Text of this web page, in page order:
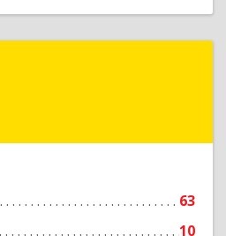
63
10
обл, г.о.город Астрахань,
Подробнее